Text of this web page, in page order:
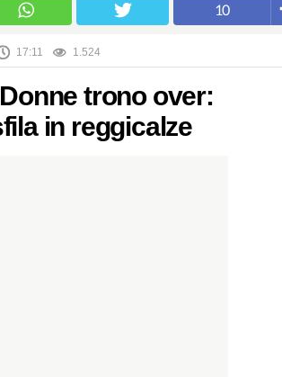
10
17:11 1.524
trono over:
in reggicalze